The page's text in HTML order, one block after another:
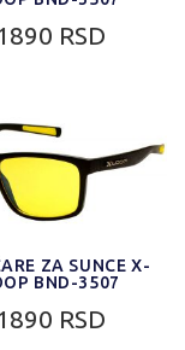
RSD
ZA SUNCE X-
BND-3507
RSD